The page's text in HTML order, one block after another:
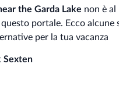
the Garda Lake non è al
portale. Ecco alcune
per la tua vacanza
Sexten
offerte esclusive e
vacanza nelle Dolomiti.